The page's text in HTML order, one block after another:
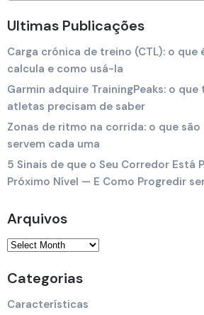
Ultimas Publicações
Carga crónica de treino (CTL): o que
calcula e como usá-la
Garmin adquire TrainingPeaks: o
atletas precisam de saber
Zonas de ritmo na corrida: o que são
servem cada uma
5 Sinais de que o Seu Corredor Está
Próximo Nível — E Como Progredir
Arquivos
Categorias
Características